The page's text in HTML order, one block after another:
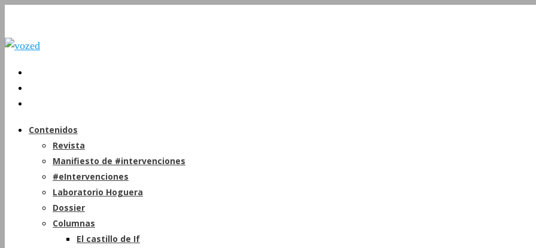
Contenidos
Revista
Manifiesto de #intervenciones
#eIntervenciones
Laboratorio Hoguera
Dossier
Columnas
El castillo de If